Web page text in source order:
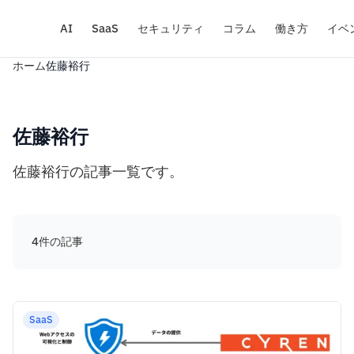
AI SaaS セキュリティ コラム 働き方 イベ
ホーム佐藤裕行
佐藤裕行
佐藤裕行の記事一覧です。
4件の記事
SaaS